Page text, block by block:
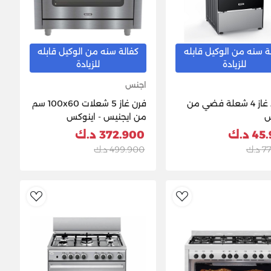
سنه من الوكيل قابله
للزيادة
موقد غاز 4 شعلة فضي من
د.ك
كفالة سنه من الوكيل قابله
للزيادة
اجنس
فرن غاز 5 شعلات 100x60 سم
من ايجنيس - اينوكس
GPD1105DLFX
372.900 د.ك
499.900 د.ك
AddToWishlist